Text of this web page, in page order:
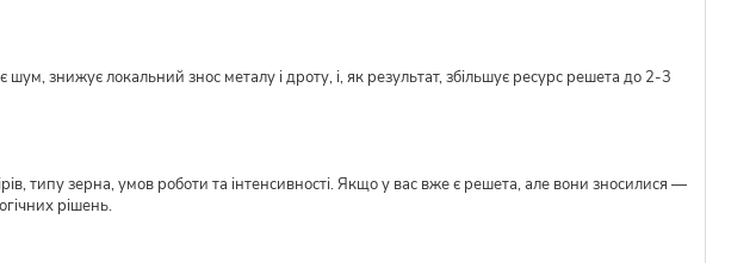
знижує локальний знос металу і дроту, і, як результат, збільшує ресурс решета до 2-3
типу зерна, умов роботи та інтенсивності. Якщо у вас вже є решета, але вони зносилися —
рішень.